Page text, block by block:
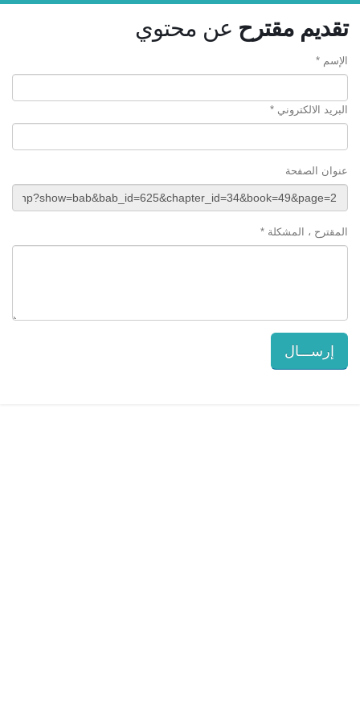
تقديم مقترح عن محتوي
الإسم *
البريد الالكتروني *
عنوان الصفحة
المقترح ، المشكلة *